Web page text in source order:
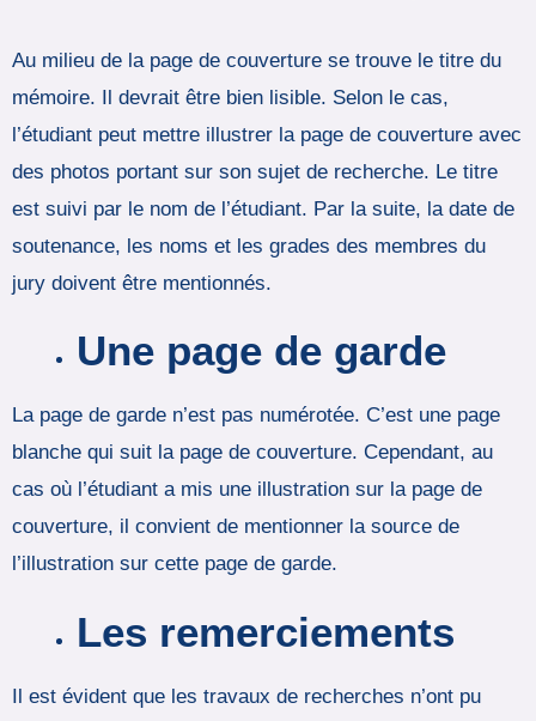
Au milieu de la page de couverture se trouve le titre du
mémoire. Il devrait être bien lisible. Selon le cas,
l’étudiant peut mettre illustrer la page de couverture avec
des photos portant sur son sujet de recherche. Le titre
est suivi par le nom de l’étudiant. Par la suite, la date de
soutenance, les noms et les grades des membres du
jury doivent être mentionnés.
Une page de garde
La page de garde n’est pas numérotée. C’est une page
blanche qui suit la page de couverture. Cependant, au
cas où l’étudiant a mis une illustration sur la page de
couverture, il convient de mentionner la source de
l’illustration sur cette page de garde.
Les remerciements
Il est évident que les travaux de recherches n’ont pu